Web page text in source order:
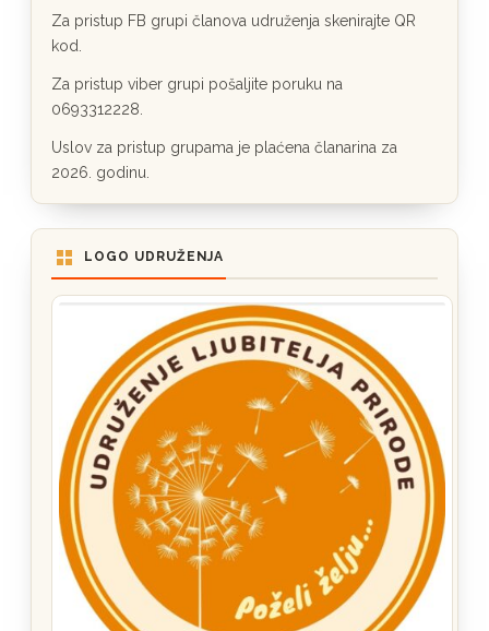
Za pristup FB grupi članova udruženja skenirajte QR
kod.
Za pristup viber grupi pošaljite poruku na
0693312228.
Uslov za pristup grupama je plaćena članarina za
2026. godinu.
LOGO UDRUŽENJA